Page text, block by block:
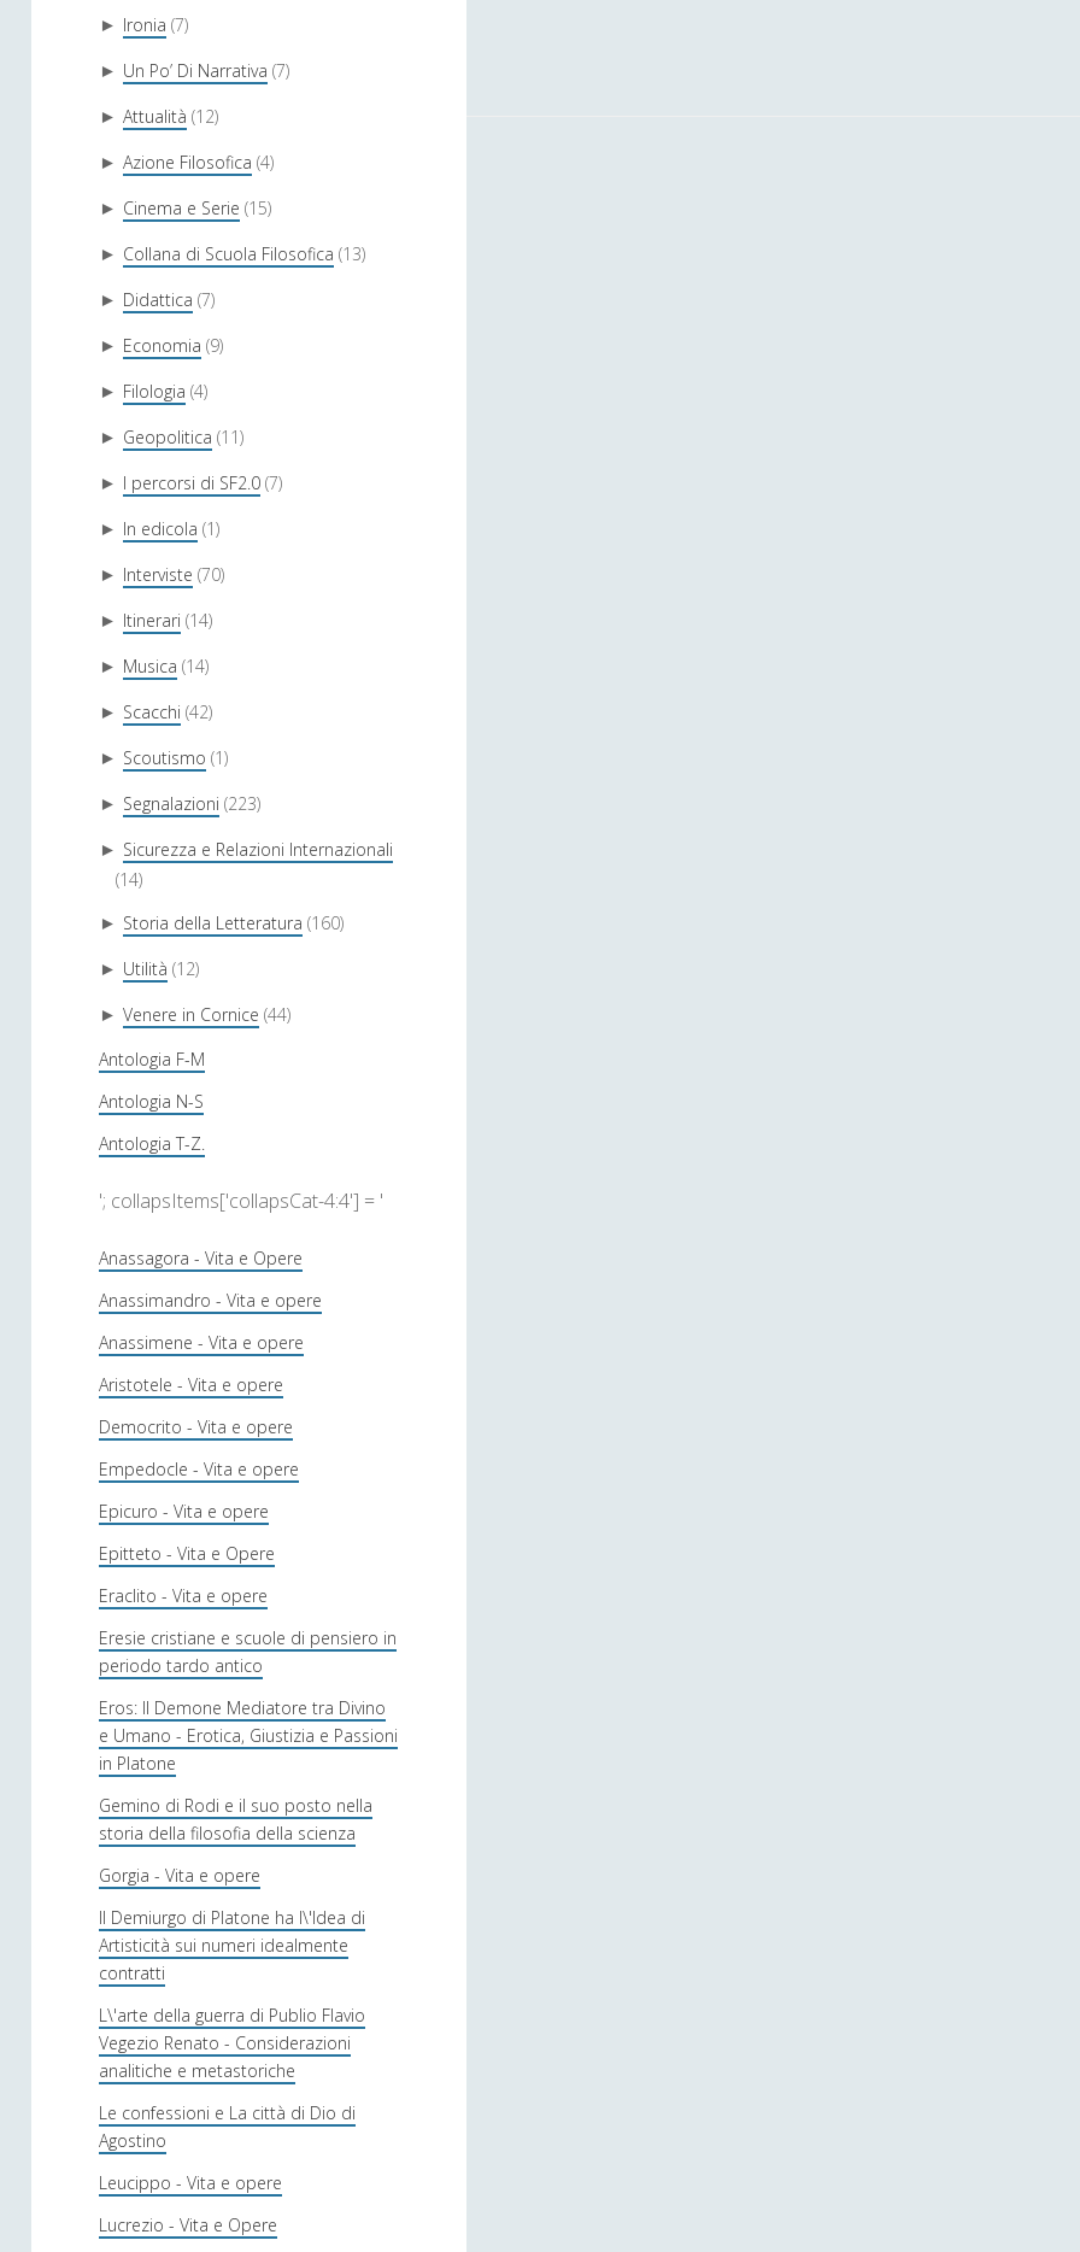
► Ironia (7)
► Un Po’ Di Narrativa (7)
► Attualità (12)
► Azione Filosofica (4)
► Cinema e Serie (15)
► Collana di Scuola Filosofica (13)
► Didattica (7)
► Economia (9)
► Filologia (4)
► Geopolitica (11)
► I percorsi di SF2.0 (7)
► In edicola (1)
► Interviste (70)
► Itinerari (14)
► Musica (14)
► Scacchi (42)
► Scoutismo (1)
► Segnalazioni (223)
► Sicurezza e Relazioni Internazionali
(14)
► Storia della Letteratura (160)
► Utilità (12)
► Venere in Cornice (44)
Antologia F-M
Antologia N-S
Antologia T-Z.
'; collapsItems['collapsCat-4:4'] = '
Anassagora - Vita e Opere
Anassimandro - Vita e opere
Anassimene - Vita e opere
Aristotele - Vita e opere
Democrito - Vita e opere
Empedocle - Vita e opere
Epicuro - Vita e opere
Epitteto - Vita e Opere
Eraclito - Vita e opere
Eresie cristiane e scuole di pensiero in
periodo tardo antico
Eros: Il Demone Mediatore tra Divino
e Umano - Erotica, Giustizia e Passioni
in Platone
Gemino di Rodi e il suo posto nella
storia della filosofia della scienza
Gorgia - Vita e opere
Il Demiurgo di Platone ha l\'Idea di
Artisticità sui numeri idealmente
contratti
L\'arte della guerra di Publio Flavio
Vegezio Renato - Considerazioni
analitiche e metastoriche
Le confessioni e La città di Dio di
Agostino
Leucippo - Vita e opere
Lucrezio - Vita e Opere